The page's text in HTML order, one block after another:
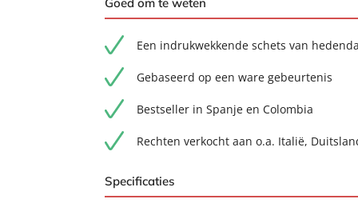
Een indrukwekkende schets van
Gebaseerd op een ware gebeurtenis
Bestseller in Spanje en Colombia
Rechten verkocht aan o.a. Italië,
Specificaties